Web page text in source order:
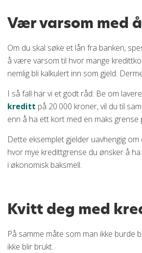
Vær varsom med
Om du skal søke et lån fra banken,
å være varsom til hvor mange
nemlig bli kalkulert inn som gjeld.
I så fall har vi et godt råd: Be om
kreditt på 20.000 kroner, vil du til
enn å ha ett kort med en maks
Dette eksemplet gjelder uavhengig
hvor mye kredittgrense du ønsker å
i økonomisk baksmell.
Kvitt deg med
På samme måte som man ikke burde
ikke blir brukt.